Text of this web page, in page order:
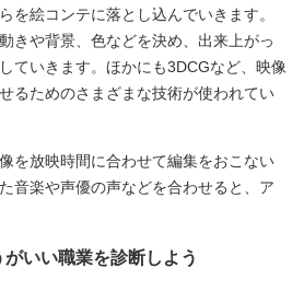
を絵コンテに落とし込んでいきます。
きや背景、色などを決め、出来上がっ
ていきます。ほかにも3DCGなど、映像
るためのさまざまな技術が使われてい
を放映時間に合わせて編集をおこない
音楽や声優の声などを合わせると、ア
いい職業を診断しよう